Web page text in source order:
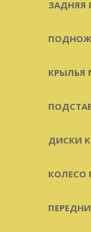
ЗАДНЯЯ
КРЫЛЬЯ
ДИСКИ
КОЛЕСО